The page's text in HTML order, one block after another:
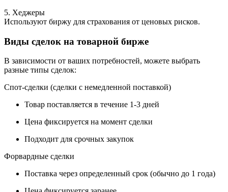
5. Хеджеры
Используют биржу для страхования от ценовых рисков.
Виды сделок на товарной бирже
В зависимости от ваших потребностей, можете выбрать
разные типы сделок:
Спот-сделки (сделки с немедленной поставкой)
Товар поставляется в течение 1-3 дней
Цена фиксируется на момент сделки
Подходит для срочных закупок
Форвардные сделки
Поставка через определенный срок (обычно до 1 года)